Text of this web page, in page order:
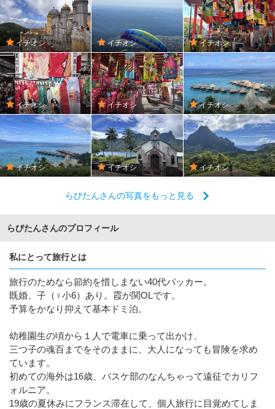
イチオシ イチオシ イチオシ
イチオシ イチオシ イチオシ
イチオシ イチオシ イチオシ
らびたんさんの写真をもっと見る
らびたんさんのプロフィール
私にとって旅行とは
旅行のためなら節約を惜しまない40代パッカー。
既婚、子（♀小6）あり。霞が関OLです。
予算をかなり抑えて基本ドミ泊。
幼稚園生の頃から１人で電車に乗って出かけ、
三つ子の魂百までをそのままに、大人になっても冒険を求め
ています。
初めての海外は16歳、バスケ部のなんちゃって遠征でカリフ
ォルニア。
19歳の夏休みにフランス滞在して、個人旅行に目覚めてしま